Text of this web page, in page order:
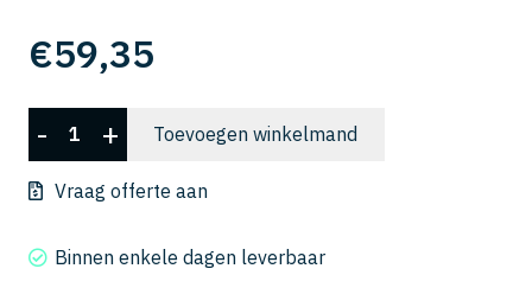
€59,35
CXLRS
5040-
10-
aantal
- + Toevoegen winkelmand
Vraag offerte aan
Binnen enkele dagen leverbaar